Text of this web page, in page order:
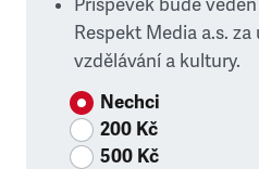
Příspěvek bude
Respekt Media a.s.
vzdělávání a kultury.
Nechci
200 Kč
500 Kč